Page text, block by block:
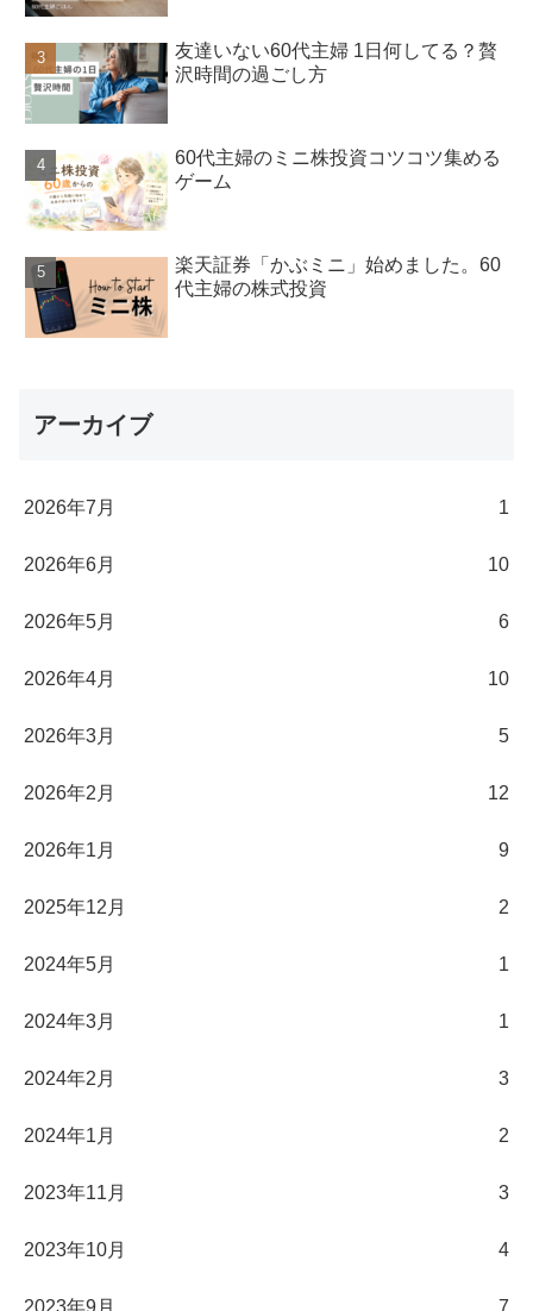
友達いない60代主婦 1日何してる？贅
沢時間の過ごし方
60代主婦のミニ株投資コツコツ集める
ゲーム
楽天証券「かぶミニ」始めました。60
代主婦の株式投資
アーカイブ
2026年7月 1
2026年6月 10
2026年5月 6
2026年4月 10
2026年3月 5
2026年2月 12
2026年1月 9
2025年12月 2
2024年5月 1
2024年3月 1
2024年2月 3
2024年1月 2
2023年11月 3
2023年10月 4
2023年9月 7